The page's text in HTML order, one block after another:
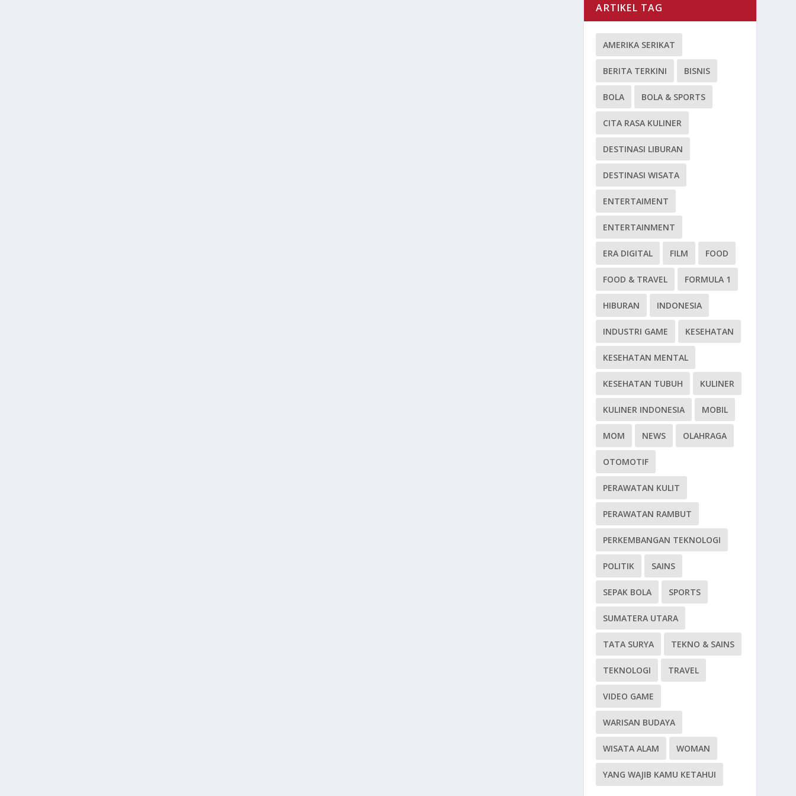
ARTIKEL TAG
AMERIKA SERIKAT
BERITA TERKINI BISNIS
BOLA BOLA & SPORTS
CITA RASA KULINER
DESTINASI LIBURAN
DESTINASI WISATA
ENTERTAIMENT
ENTERTAINMENT
ERA DIGITAL FILM FOOD
FOOD & TRAVEL FORMULA 1
HIBURAN INDONESIA
INDUSTRI GAME KESEHATAN
KESEHATAN MENTAL
KESEHATAN TUBUH KULINER
KULINER INDONESIA MOBIL
MOM NEWS OLAHRAGA
OTOMOTIF
PERAWATAN KULIT
PERAWATAN RAMBUT
PERKEMBANGAN TEKNOLOGI
POLITIK SAINS
SEPAK BOLA SPORTS
SUMATERA UTARA
TATA SURYA TEKNO & SAINS
TEKNOLOGI TRAVEL
VIDEO GAME
WARISAN BUDAYA
WISATA ALAM WOMAN
YANG WAJIB KAMU KETAHUI